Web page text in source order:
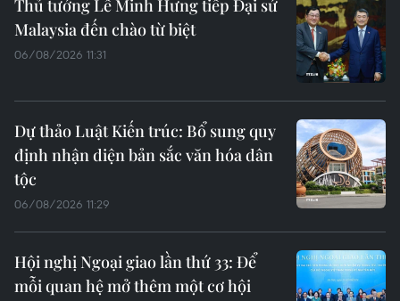
Thủ tướng Lê Minh Hưng tiếp Đại sứ
Malaysia đến chào từ biệt
06/08/2026 11:31
Dự thảo Luật Kiến trúc: Bổ sung quy
định nhận diện bản sắc văn hóa dân
tộc
06/08/2026 11:29
Hội nghị Ngoại giao lần thứ 33: Để
mỗi quan hệ mở thêm một cơ hội